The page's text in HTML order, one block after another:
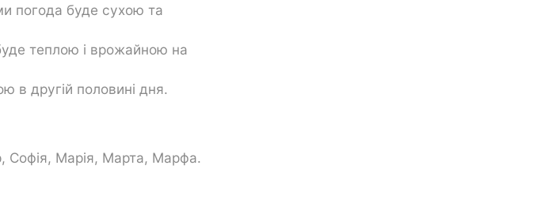
погода буде сухою та
теплою і врожайною на
в другій половині дня.
Софія, Марія, Марта, Марфа.